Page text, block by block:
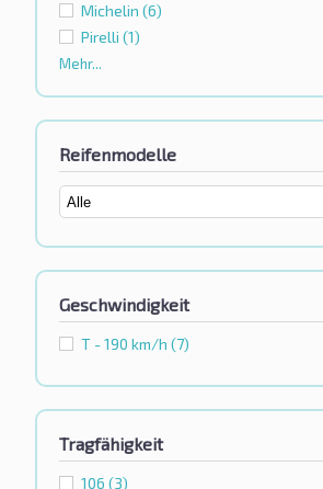
Michelin (6)
Pirelli (1)
Mehr...
Reifenmodelle
Geschwindigkeit
T - 190 km/h (7)
Tragfähigkeit
106 (3)